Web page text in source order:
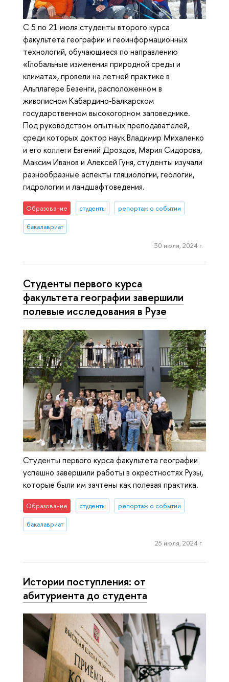
С 5 по 21 июля студенты второго курса
факультета географии и геоинформационных
технологий, обучающиеся по направлению
«Глобальные изменения природной среды и
климата», провели на летней практике в
Альплагере Безенги, расположенном в
живописном Кабардино-Балкарском
государственном высокогорном заповеднике.
Под руководством опытных преподавателей,
среди которых доктор наук Владимир Михаленко
и его коллеги Евгений Дроздов, Мария Сидорова,
Максим Иванов и Алексей Гуня, студенты изучали
разнообразные аспекты гляциологии, геологии,
гидрологии и ландшафтоведения.
Образование студенты репортаж о событии
бакалавриат
30 июля, 2024 г.
Студенты первого курса
факультета географии завершили
полевые исследования в Рузе
Студенты первого курса факультета географии
успешно завершили работы в окрестностях Рузы,
которые были им зачтены как полевая практика.
Образование студенты репортаж о событии
бакалавриат
25 июля, 2024 г.
Истории поступления: от
абитуриента до студента